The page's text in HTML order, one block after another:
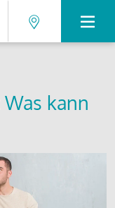
Was kann